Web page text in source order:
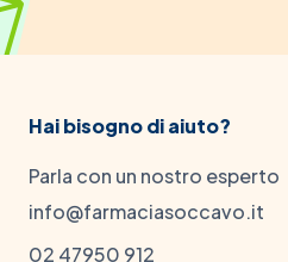
Hai bisogno di aiuto?
Parla con un nostro esperto
info@farmaciasoccavo.it
02 47950 912